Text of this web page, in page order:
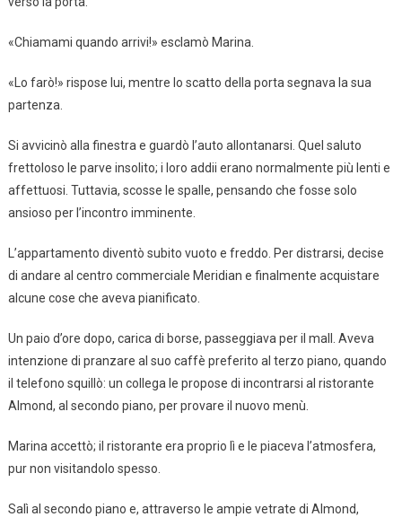
«Chiamami quando arrivi!» esclamò Marina.
«Lo farò!» rispose lui, mentre lo scatto della porta segnava la sua
partenza.
Si avvicinò alla finestra e guardò l’auto allontanarsi. Quel saluto
frettoloso le parve insolito; i loro addii erano normalmente più lenti e
affettuosi. Tuttavia, scosse le spalle, pensando che fosse solo
ansioso per l’incontro imminente.
L’appartamento diventò subito vuoto e freddo. Per distrarsi, decise
di andare al centro commerciale Meridian e finalmente acquistare
alcune cose che aveva pianificato.
Un paio d’ore dopo, carica di borse, passeggiava per il mall. Aveva
intenzione di pranzare al suo caffè preferito al terzo piano, quando
il telefono squillò: un collega le propose di incontrarsi al ristorante
Almond, al secondo piano, per provare il nuovo menù.
Marina accettò; il ristorante era proprio lì e le piaceva l’atmosfera,
pur non visitandolo spesso.
Salì al secondo piano e, attraverso le ampie vetrate di Almond,